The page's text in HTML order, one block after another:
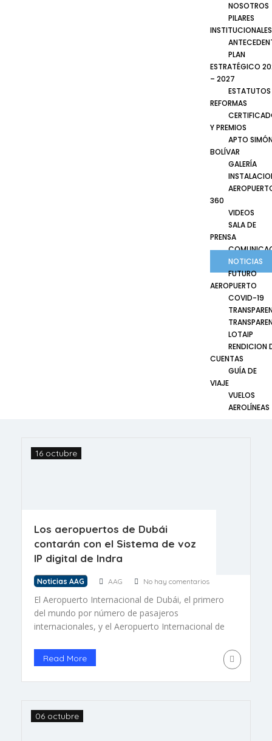
NOSOTROS
PILARES
INSTITUCIONALES
PLAN
ESTRATÉGICO
– 2027
ESTATUTOS
REFORMAS
Y PREMIOS
APTO
BOLÍVAR
GALERÍA
360
VIDEOS
SALA DE
PRENSA
NOTICIAS
FUTURO
AEROPUERTO
COVID-19
LOTAIP
RENDICION
CUENTAS
GUÍA DE
VIAJE
VUELOS
AEROLÍNEAS
Los aeropuertos de Dubái
contarán con el Sistema de voz
IP digital de Indra
16 octubre
Noticias AAG AAG No hay comentarios
El Aeropuerto Internacional de Dubái, el primero
del mundo por número de pasajeros
internacionales, y el Aeropuerto Internacional de
comunicaciones de voz IP completamente digital
Garex 300 de Indra.
Read More
06 octubre